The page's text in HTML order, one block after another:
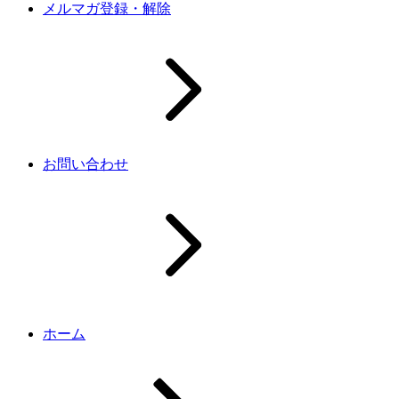
メルマガ登録・解除
お問い合わせ
ホーム